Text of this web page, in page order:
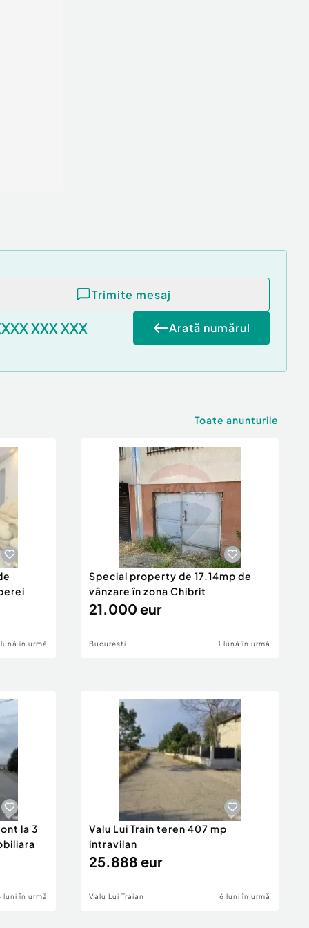
Trimite mesaj
XXX XXX Arată numărul
Toate anunturile
lună în urmă
Special property de 17.14mp de
vânzare în zona Chibrit
21.000 eur
Bucuresti 1 lună în urmă
la 3
luni în urmă
Valu Lui Train teren 407 mp
intravilan
25.888 eur
Valu Lui Traian 6 luni în urmă